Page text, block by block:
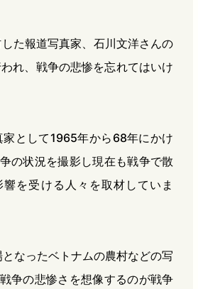
た報道写真家、石川文洋さんの
れ、戦争の悲惨を忘れてはいけ
として1965年から68年にかけ
の状況を撮影し現在も戦争で散
を受ける人々を取材していま
なったベトナムの農村などの写
争の悲惨さを想像するのが戦争